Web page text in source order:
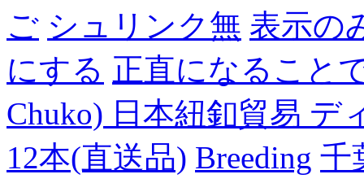
ご シュリンク無 表示の
にする 正直になること
Chuko) 日本紐釦貿易 デ
12本(直送品) Breeding 千